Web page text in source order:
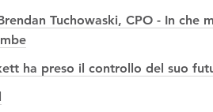
Tuchowaski, CPO - In
ha preso il controllo del suo